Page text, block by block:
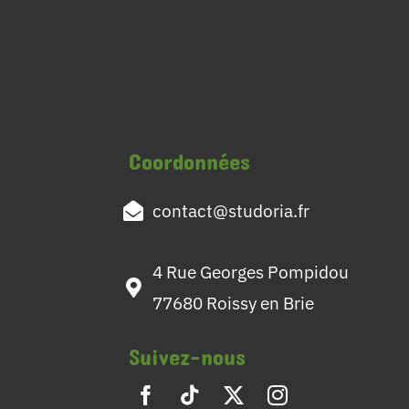
Coordonnées
contact@studoria.fr
4 Rue Georges Pompidou
77680 Roissy en Brie
Suivez-nous